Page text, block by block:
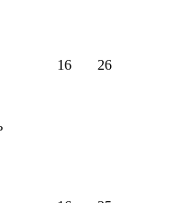
16 26